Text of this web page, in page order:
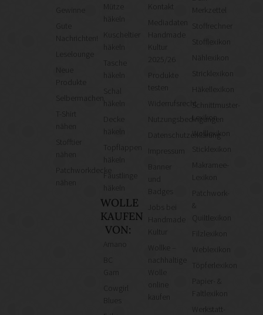
Gute
Nachrichten!
Leselounge
Neue
Produkte
Selbermachen
T-Shirt
Stofftier
Patchworkdecke
Mütze
häkeln
Kuscheltier
häkeln
Tasche
häkeln
häkeln
Topflappen
häkeln
Fäustlinge
häkeln
WOLLE
KAUFEN
VON:
Cowgirl
Kontakt
Mediadaten
Kultur
Produkte
testen
Widerrufsrecht
Nutzungsbedingungen
Datenschutzerklärung
Kultur
Wollke –
nachhaltige
kaufen
Merkzettel
Stoffrechner
Stofflexikon
Nählexikon
Stricklexikon
Häkellexikon
Schnittmuster-
Lexikon
Wolllexikon
Sticklexikon
Makramee-
Lexikon
Patchwork-
&
Quiltlexikon
Weblexikon
Töpferlexikon
Papier- &
Faltlexikon
Werkstatt-